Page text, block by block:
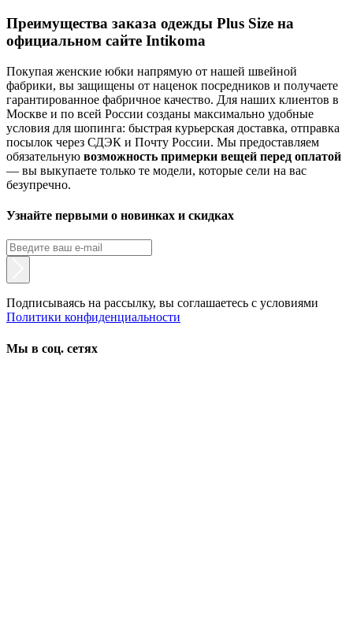
Преимущества заказа одежды Plus Size на
официальном сайте Intikoma
Покупая женские юбки напрямую от нашей швейной
фабрики, вы защищены от наценок посредников и получаете
гарантированное фабричное качество. Для наших клиентов в
Москве и по всей России созданы максимально удобные
условия для шопинга: быстрая курьерская доставка, отправка
посылок через СДЭК и Почту России. Мы предоставляем
обязательную возможность примерки вещей перед оплатой
— вы выкупаете только те модели, которые сели на вас
безупречно.
Узнайте первыми о новинках и скидках
Подписываясь на рассылку, вы соглашаетесь с условиями
Политики конфиденциальности
Мы в соц. сетях